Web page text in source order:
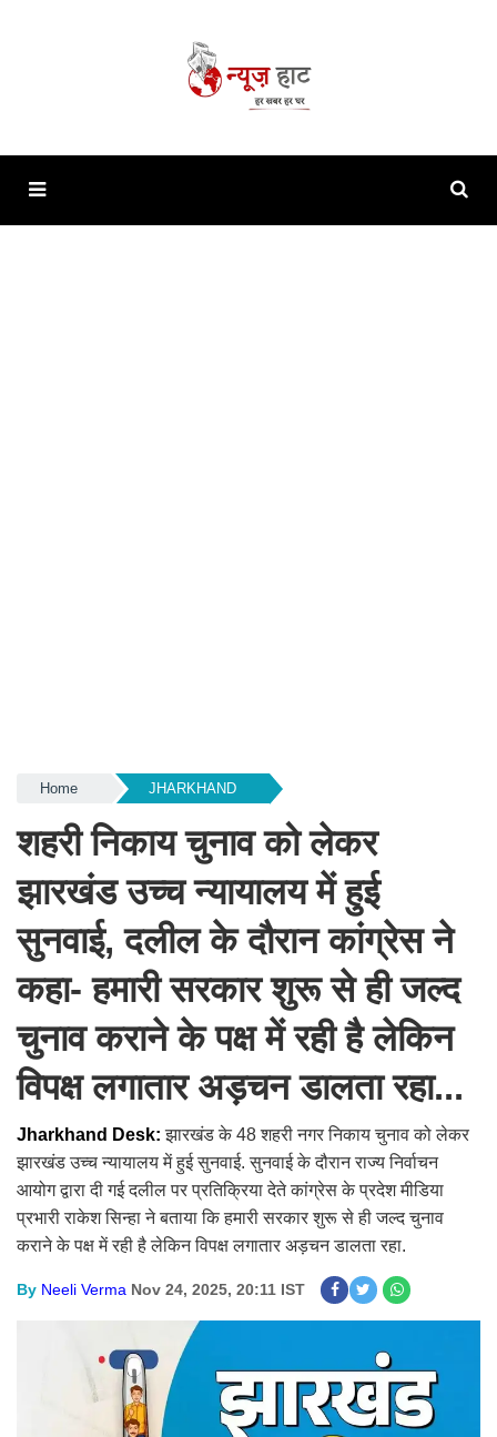
Home JHARKHAND
शहरी निकाय चुनाव को लेकर
झारखंड उच्च न्यायालय में हुई
सुनवाई, दलील के दौरान कांग्रेस ने
कहा- हमारी सरकार शुरू से ही जल्द
चुनाव कराने के पक्ष में रही है लेकिन
विपक्ष लगातार अड़चन डालता रहा...
Jharkhand Desk:झारखंड के 48 शहरी नगर निकाय चुनाव को लेकर
झारखंड उच्च न्यायालय में हुई सुनवाई. सुनवाई के दौरान राज्य निर्वाचन
आयोग द्वारा दी गई दलील पर प्रतिक्रिया देते कांग्रेस के प्रदेश मीडिया
प्रभारी राकेश सिन्हा ने बताया कि हमारी सरकार शुरू से ही जल्द चुनाव
कराने के पक्ष में रही है लेकिन विपक्ष लगातार अड़चन डालता रहा.
By Neeli Verma Nov 24, 2025, 20:11 IST